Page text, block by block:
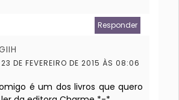
Responder
23 DE FEVEREIRO DE 2015 ÀS 08:06
é um dos livros que quero